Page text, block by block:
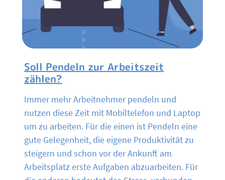
Soll Pendeln zur Arbeitszeit
zählen?
Immer mehr Arbeitnehmer pendeln und
nutzen diese Zeit mit Mobiltelefon und Laptop
um zu arbeiten. Für die einen ist Pendeln eine
gute Gelegenheit, die eigene Produktivität zu
steigern und schon vor der Ankunft am
Arbeitsplatz erste Aufgaben abzuarbeiten. Für